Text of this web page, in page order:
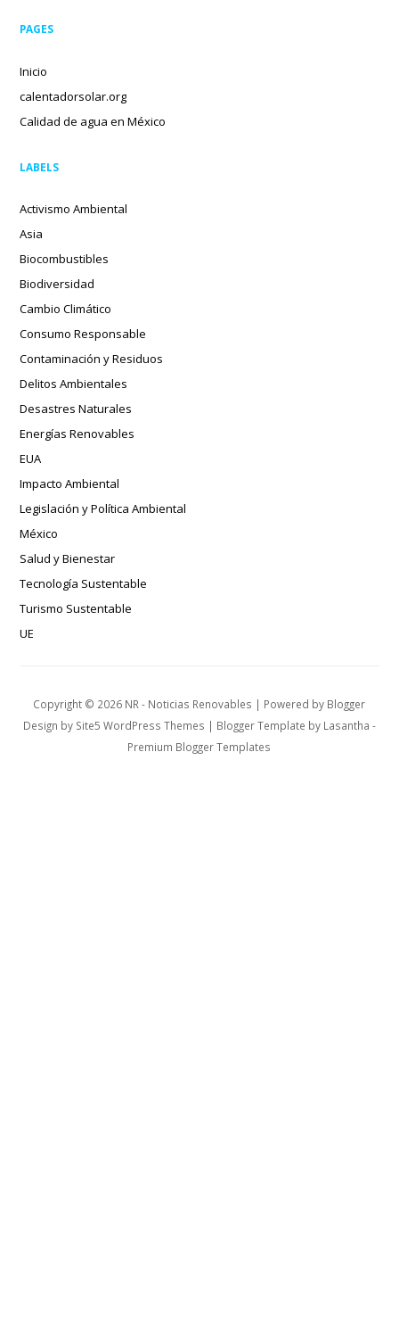
PAGES
Inicio
calentadorsolar.org
Calidad de agua en México
LABELS
Activismo Ambiental
Asia
Biocombustibles
Biodiversidad
Cambio Climático
Consumo Responsable
Contaminación y Residuos
Delitos Ambientales
Desastres Naturales
Energías Renovables
EUA
Impacto Ambiental
Legislación y Política Ambiental
México
Salud y Bienestar
Tecnología Sustentable
Turismo Sustentable
UE
Copyright © 2026 NR - Noticias Renovables | Powered by Blogger
Design by Site5 WordPress Themes | Blogger Template by Lasantha -
Premium Blogger Templates